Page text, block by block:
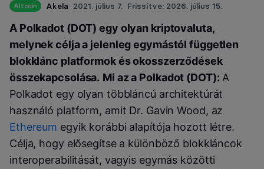
Altcoin Akela 2021. július 7. Frissítve: 2026. július 15.
A Polkadot (DOT) egy olyan kriptovaluta,
melynek célja a jelenleg egymástól független
blokklánc platformok és okosszerződések
összekapcsolása. Mi az a Polkadot (DOT): A
Polkadot egy olyan többláncú architektúrát
használó platform, amit Dr. Gavin Wood, az
Ethereum egyik korábbi alapítója hozott létre.
Célja, hogy elősegítse a különböző blokkláncok
interoperabilitását, vagyis egymás közötti